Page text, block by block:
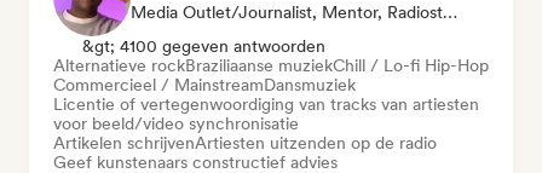
Media Outlet/Journalist, Mentor, Radiostation, Sync Supervisor
&gt; 4100 gegeven antwoorden
Alternatieve rockBraziliaanse muziekChill / Lo-fi Hip-Hop
Commercieel / MainstreamDansmuziek
Licentie of vertegenwoordiging van tracks van artiesten
voor beeld/video synchronisatie
Artikelen schrijvenArtiesten uitzenden op de radio
Geef kunstenaars constructief advies